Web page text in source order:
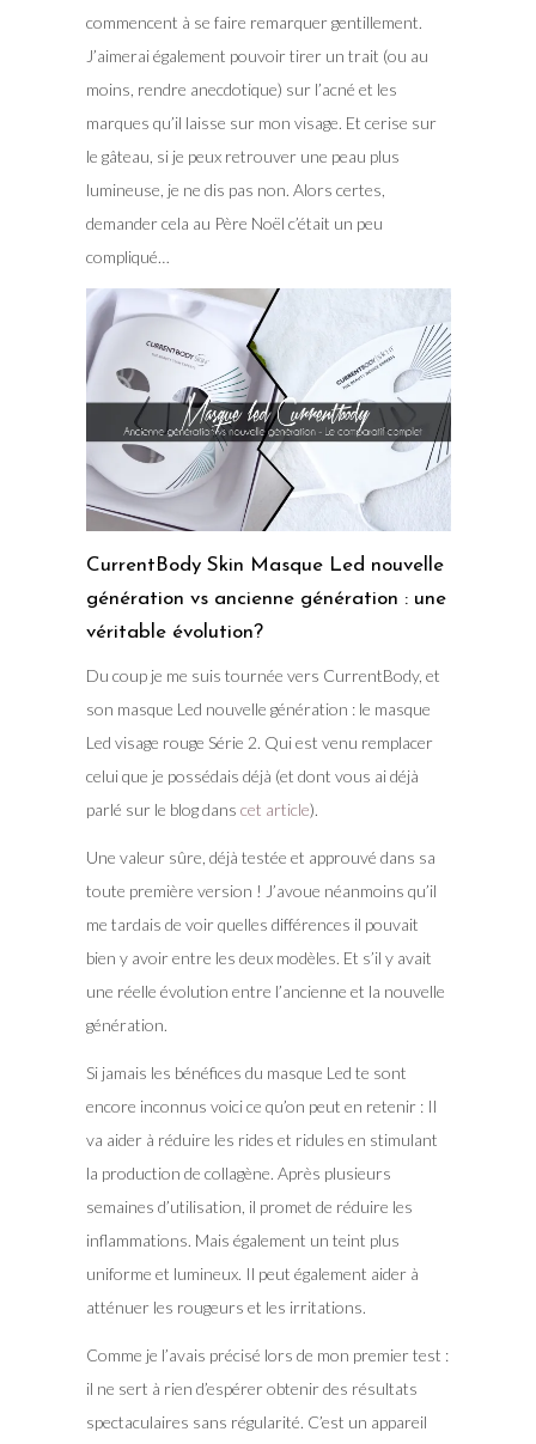
commencent à se faire remarquer gentillement.
J’aimerai également pouvoir tirer un trait (ou au
moins, rendre anecdotique) sur l’acné et les
marques qu’il laisse sur mon visage. Et cerise sur
le gâteau, si je peux retrouver une peau plus
lumineuse, je ne dis pas non. Alors certes,
demander cela au Père Noël c’était un peu
compliqué…
CurrentBody Skin Masque Led nouvelle
génération vs ancienne génération : une
véritable évolution?
Du coup je me suis tournée vers CurrentBody, et
son masque Led nouvelle génération : le masque
Led visage rouge Série 2. Qui est venu remplacer
celui que je possédais déjà (et dont vous ai déjà
parlé sur le blog dans cet article).
Une valeur sûre, déjà testée et approuvé dans sa
toute première version ! J’avoue néanmoins qu’il
me tardais de voir quelles différences il pouvait
bien y avoir entre les deux modèles. Et s’il y avait
une réelle évolution entre l’ancienne et la nouvelle
génération.
Si jamais les bénéfices du masque Led te sont
encore inconnus voici ce qu’on peut en retenir : Il
va aider à réduire les rides et ridules en stimulant
la production de collagène. Après plusieurs
semaines d’utilisation, il promet de réduire les
inflammations. Mais également un teint plus
uniforme et lumineux. Il peut également aider à
atténuer les rougeurs et les irritations.
Comme je l’avais précisé lors de mon premier test :
il ne sert à rien d’espérer obtenir des résultats
spectaculaires sans régularité. C’est un appareil